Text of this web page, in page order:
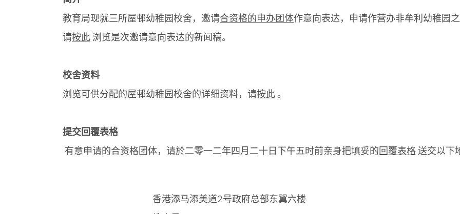
教育局现就三所屋邨幼稚园校舍，邀请合资格的申办团体作意向表达，申请作营办非牟利幼稚园之
请按此 浏览是次邀请意向表达的新闻稿。
校舍资料
浏览可供分配的屋邨幼稚园校舍的详细资料，请按此。
提交回覆表格
有意申请的合资格团体，请於二零一二年四月二十日下午五时前亲身把填妥的回覆表格送交以下
香港添马添美道2号政府总部东翼六楼